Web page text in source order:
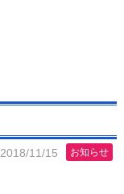
2018/11/15 お知らせ